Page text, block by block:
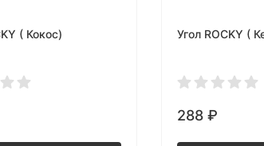
( Кокос) Угол ROCKY (
288 ₽